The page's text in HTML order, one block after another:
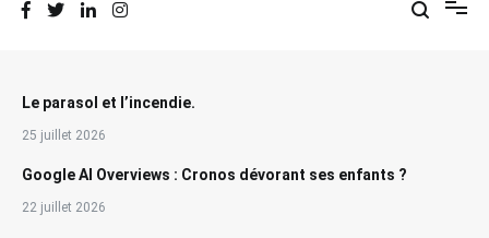
Le parasol et l’incendie.
25 juillet 2026
Google AI Overviews : Cronos dévorant ses enfants ?
22 juillet 2026